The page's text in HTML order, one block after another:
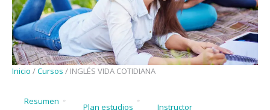
Inicio /Cursos / INGLÉS VIDA COTIDIANA
Resumen
Plan estudios Instructor